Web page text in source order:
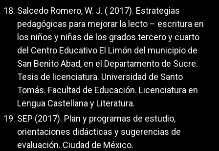
Salcedo Romero, W. J. ( 2017). Estrategias
pedagógicas para mejorar la lecto – escritura en
los niños y niñas de los grados tercero y cuarto
del Centro Educativo El Limón del municipio de
San Benito Abad, en el Departamento de Sucre.
Tesis de licenciatura. Universidad de Santo
Tomás. Facultad de Educación. Licenciatura en
Lengua Castellana y Literatura.
SEP (2017). Plan y programas de estudio,
orientaciones didácticas y sugerencias de
evaluación. Ciudad de México.